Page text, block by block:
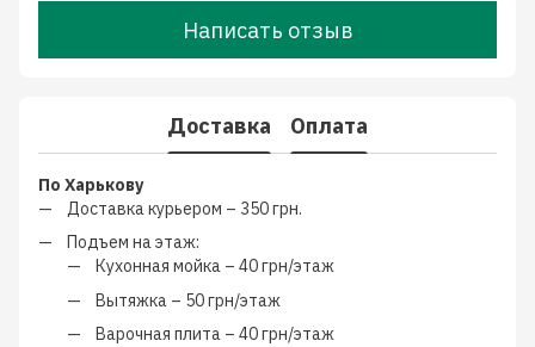
Написать отзыв
Доставка Оплата
По Харькову
Доставка курьером – 350 грн.
Подъем на этаж:
Кухонная мойка – 40 грн/этаж
Вытяжка – 50 грн/этаж
Варочная плита – 40 грн/этаж